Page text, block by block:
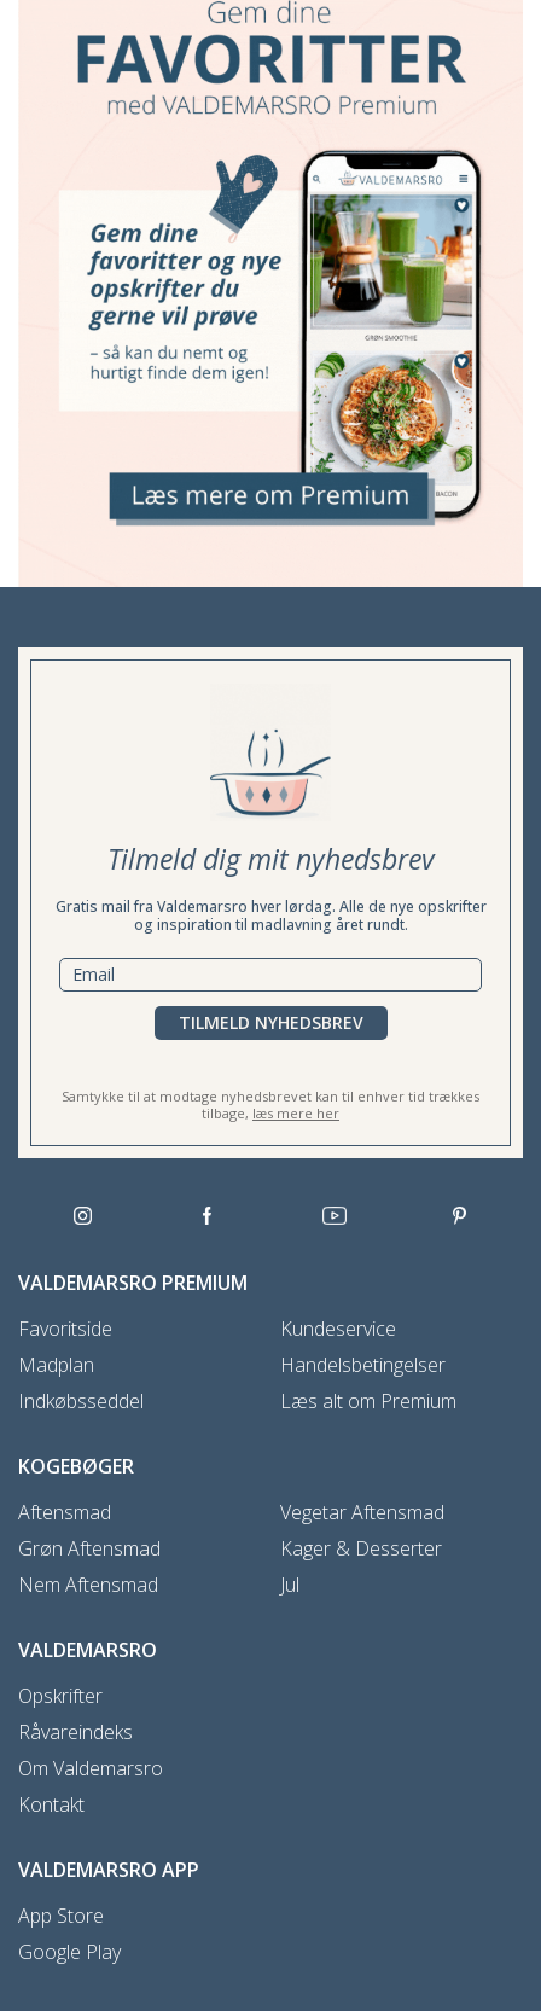
Tilmeld dig mit nyhedsbrev
Gratis mail fra Valdemarsro hver lørdag. Alle de nye opskrifter
og inspiration til madlavning året rundt.
TILMELD NYHEDSBREV
Samtykke til at modtage nyhedsbrevet kan til enhver tid trækkes
tilbage, læs mere her
VALDEMARSRO PREMIUM
Favoritside
Madplan
Indkøbsseddel
Kundeservice
Handelsbetingelser
Læs alt om Premium
KOGEBØGER
Aftensmad
Grøn Aftensmad
Nem Aftensmad
Vegetar Aftensmad
Kager & Desserter
Jul
VALDEMARSRO
Opskrifter
Råvareindeks
Om Valdemarsro
Kontakt
VALDEMARSRO APP
App Store
Google Play